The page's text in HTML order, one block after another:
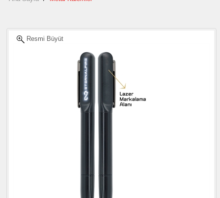
Resmi Büyüt